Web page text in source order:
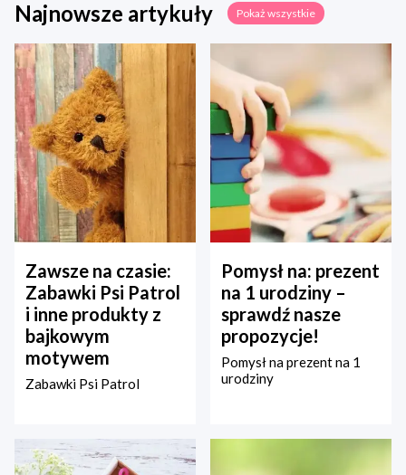
Najnowsze artykuły Pokaż wszystkie
Zawsze na czasie:
Zabawki Psi Patrol
i inne produkty z
bajkowym
motywem
Zabawki Psi Patrol
Pomysł na: prezent
na 1 urodziny –
sprawdź nasze
propozycje!
Pomysł na prezent na 1
urodziny